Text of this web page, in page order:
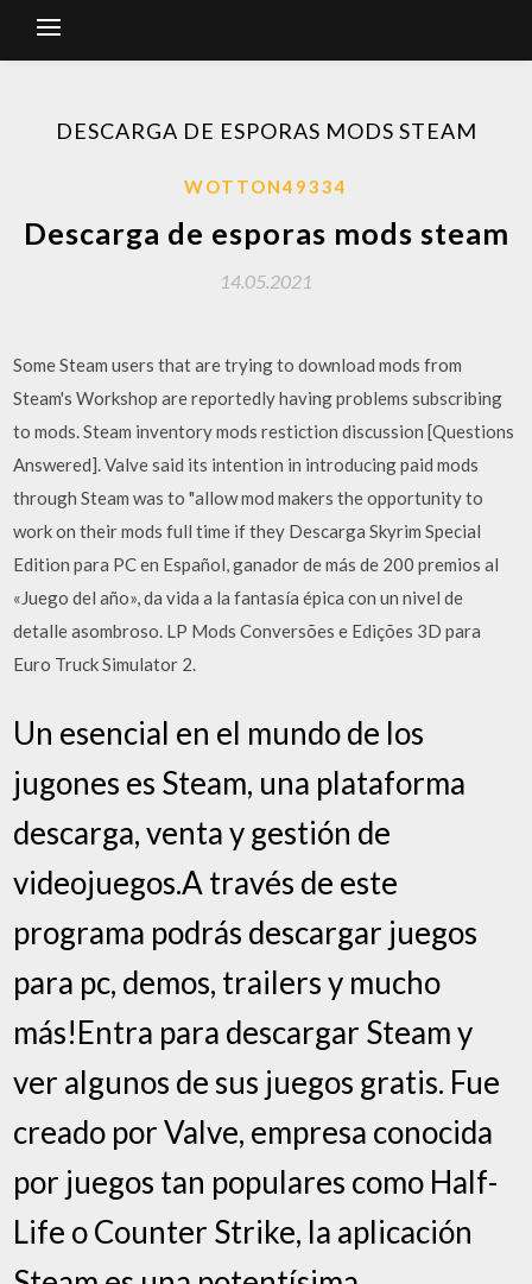
DESCARGA DE ESPORAS MODS STEAM
WOTTON49334
Descarga de esporas mods steam
14.05.2021
Some Steam users that are trying to download mods from
Steam's Workshop are reportedly having problems subscribing
to mods. Steam inventory mods restiction discussion [Questions
Answered]. Valve said its intention in introducing paid mods
through Steam was to "allow mod makers the opportunity to
work on their mods full time if they Descarga Skyrim Special
Edition para PC en Español, ganador de más de 200 premios al
«Juego del año», da vida a la fantasía épica con un nivel de
detalle asombroso. LP Mods Conversões e Edições 3D para
Euro Truck Simulator 2.
Un esencial en el mundo de los
jugones es Steam, una plataforma
descarga, venta y gestión de
videojuegos.A través de este
programa podrás descargar juegos
para pc, demos, trailers y mucho
más!Entra para descargar Steam y
ver algunos de sus juegos gratis. Fue
creado por Valve, empresa conocida
por juegos tan populares como Half-
Life o Counter Strike, la aplicación